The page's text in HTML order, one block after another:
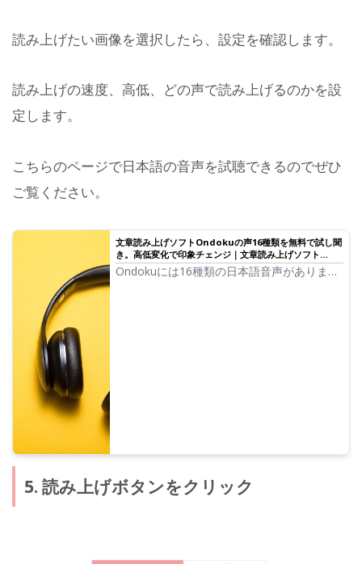
読み上げたい画像を選択したら、設定を確認します。
読み上げの速度、高低、どの声で読み上げるのかを設
定します。
こちらのページで日本語の音声を試聴できるのでぜひ
ご覧ください。
文章読み上げソフトOndokuの声16種類を無料で試し聞
き。高低変化で印象チェンジ｜文章読み上げソフト
Ondoku
Ondokuには16種類の日本語音声がありま
5. 読み上げボタンをクリック